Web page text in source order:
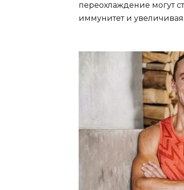
переохлаждение могут
иммунитет и